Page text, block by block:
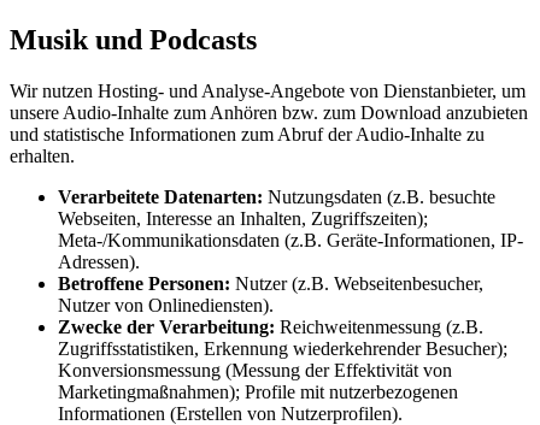
Musik und Podcasts
Wir nutzen Hosting- und Analyse-Angebote von Dienstanbieter, um
unsere Audio-Inhalte zum Anhören bzw. zum Download anzubieten
und statistische Informationen zum Abruf der Audio-Inhalte zu
erhalten.
Verarbeitete Datenarten: Nutzungsdaten (z.B. besuchte
Webseiten, Interesse an Inhalten, Zugriffszeiten);
Meta-/Kommunikationsdaten (z.B. Geräte-Informationen, IP-
Adressen).
Betroffene Personen: Nutzer (z.B. Webseitenbesucher,
Nutzer von Onlinediensten).
Zwecke der Verarbeitung: Reichweitenmessung (z.B.
Zugriffsstatistiken, Erkennung wiederkehrender Besucher);
Konversionsmessung (Messung der Effektivität von
Marketingmaßnahmen); Profile mit nutzerbezogenen
Informationen (Erstellen von Nutzerprofilen).